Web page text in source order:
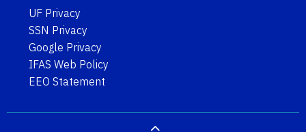
UF Privacy
SSN Privacy
Google Privacy
IFAS Web Policy
EEO Statement